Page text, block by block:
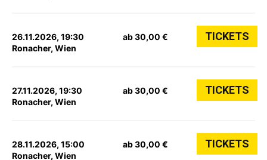
26.11.2026, 19:30
Ronacher, Wien
ab 30,00 € TICKETS
27.11.2026, 19:30
Ronacher, Wien
ab 30,00 € TICKETS
28.11.2026, 15:00
Ronacher, Wien
ab 30,00 € TICKETS